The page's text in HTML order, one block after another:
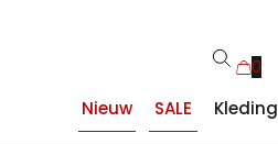
0
Nieuw SALE Kleding